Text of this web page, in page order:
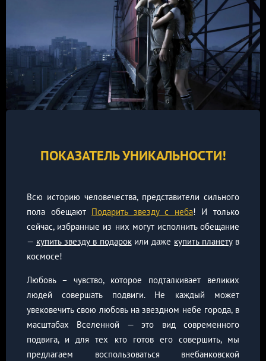
ПОКАЗАТЕЛЬ УНИКАЛЬНОСТИ!
Всю историю человечества, представители сильного
пола обещают Подарить звезду с неба! И только
сейчас, избранные из них могут исполнить обещание
— купить звезду в подарокили даже купить планетув
космосе!
Любовь – чувство, которое подталкивает великих
людей совершать подвиги. Не каждый может
увековечить свою любовь на звездном небе города, в
масштабах Вселенной — это вид современного
подвига, и для тех кто готов его совершить, мы
предлагаем воспользоваться внебанковской